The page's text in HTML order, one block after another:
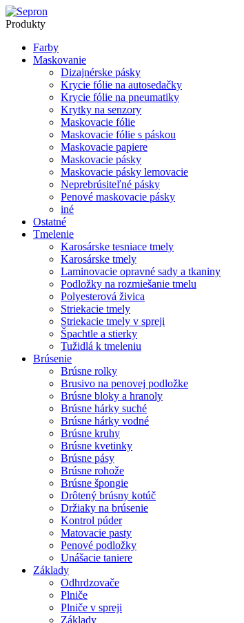
Produkty
Farby
Maskovanie
Dizajnérske pásky
Krycie fólie na autosedačky
Krycie fólie na pneumatiky
Krytky na senzory
Maskovacie fólie
Maskovacie fólie s páskou
Maskovacie papiere
Maskovacie pásky
Maskovacie pásky lemovacie
Neprebrúsiteľné pásky
Penové maskovacie pásky
iné
Ostatné
Tmelenie
Karosárske tesniace tmely
Karosárske tmely
Laminovacie opravné sady a tkaniny
Podložky na rozmiešanie tmelu
Polyesterová živica
Striekacie tmely
Striekacie tmely v spreji
Špachtle a stierky
Tužidlá k tmeleniu
Brúsenie
Brúsne rolky
Brusivo na penovej podložke
Brúsne bloky a hranoly
Brúsne hárky suché
Brúsne hárky vodné
Brúsne kruhy
Brúsne kvetinky
Brúsne pásy
Brúsne rohože
Brúsne špongie
Drôtený brúsny kotúč
Držiaky na brúsenie
Kontrol púder
Matovacie pasty
Penové podložky
Unášacie taniere
Základy
Odhrdzovače
Plniče
Plniče v spreji
Základy